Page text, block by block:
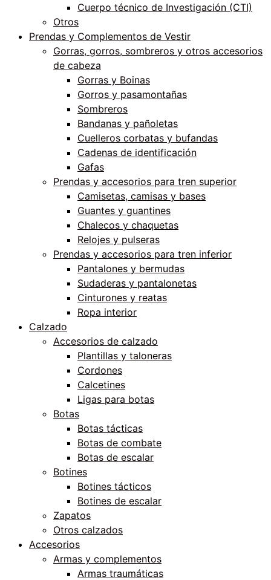
Cuerpo técnico de Investigación (CTI)
Otros
Prendas y Complementos de Vestir
Gorras, gorros, sombreros y otros accesorios
de cabeza
Gorras y Boinas
Gorros y pasamontañas
Sombreros
Bandanas y pañoletas
Cuelleros corbatas y bufandas
Cadenas de identificación
Gafas
Prendas y accesorios para tren superior
Camisetas, camisas y bases
Guantes y guantines
Chalecos y chaquetas
Relojes y pulseras
Prendas y accesorios para tren inferior
Pantalones y bermudas
Sudaderas y pantalonetas
Cinturones y reatas
Ropa interior
Calzado
Accesorios de calzado
Plantillas y taloneras
Cordones
Calcetines
Ligas para botas
Botas
Botas tácticas
Botas de combate
Botas de escalar
Botines
Botines tácticos
Botines de escalar
Zapatos
Otros calzados
Accesorios
Armas y complementos
Armas traumáticas